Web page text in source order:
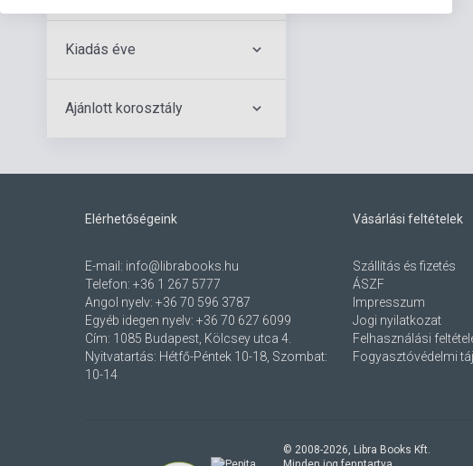
Kiadás éve
Ajánlott korosztály
Elérhetőségeink
E-mail: info@librabooks.hu
Telefon: +36 1 267 5777
Angol nyelv: +36 70 596 3787
Egyéb idegen nyelv: +36 70 627 6099
Cím: 1085 Budapest, Kölcsey utca 4.
Nyitvatartás: Hétfő-Péntek 10-18, Szombat:
10-14
Vásárlási feltételek
Szállítás és fizetés
ÁSZF
Impresszum
Jogi nyilatkozat
Felhasználási
Fogyasztóvédelmi
© 2008-2026, Libra Books Kft.